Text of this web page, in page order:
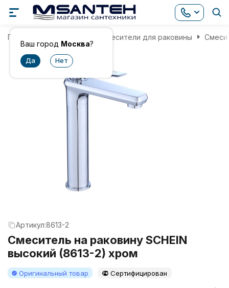
Ваш город Москва?
Главная Смесители для раковины
Артикул:8613-2
Смеситель на раковину SCHEIN
высокий (8613-2) хром
Оригинальный товар Сертифицирован